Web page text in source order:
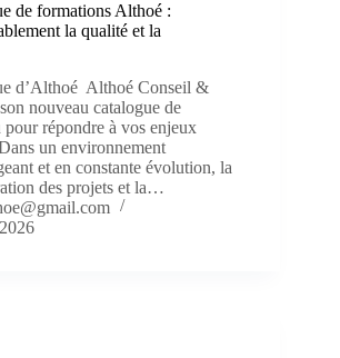
de formations Althoé :
la qualité et la
d’Althoé Althoé Conseil &
nouveau catalogue de
répondre à vos enjeux
un environnement
et en constante évolution, la
des projets et la…